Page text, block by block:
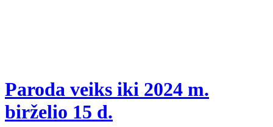
Paroda veiks iki 2024 m.
birželio 15 d.